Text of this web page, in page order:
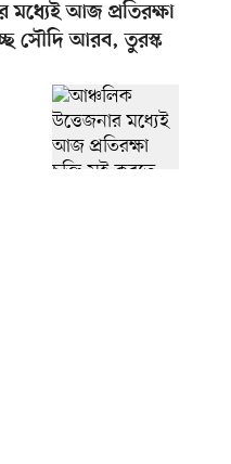
মধ্যেই আজ প্রতিরক্ষা
সৌদি আরব, তুরস্ক